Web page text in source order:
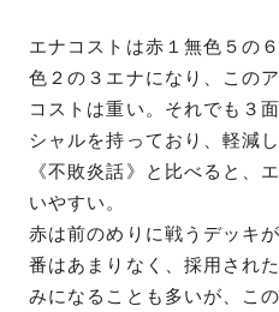
エナコストは赤１無色５の
色２の３エナになり、この
コストは重い。それでも３
シャルを持っており、軽減
《不敗炎話》と比べると、
いやすい。
赤は前のめりに戦うデッキ
番はあまりなく、採用され
みになることも多いが、こ